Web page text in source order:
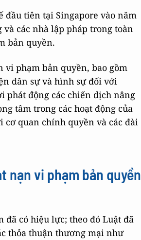
đầu tiên tại Singapore vào năm
các nhà lập pháp trong toàn
bản quyền.
phạm bản quyền, bao gồm
dân sự và hình sự đối với
phát động các chiến dịch nâng
tâm trong các hoạt động của
cơ quan chính quyền và các đài
nạn vi phạm bản quyền
đã có hiệu lực; theo đó Luật đã
thỏa thuận thương mại như